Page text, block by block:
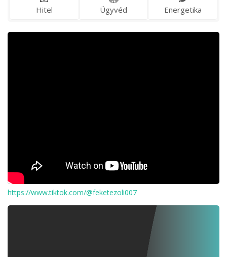
Hitel Ügyvéd Energetika
https://www.tiktok.com/@feketezoli007